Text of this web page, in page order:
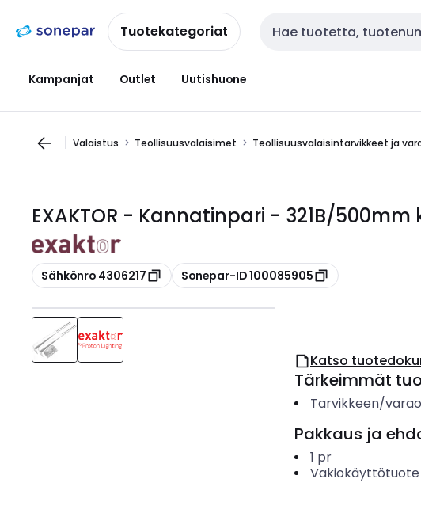
navigointiinsisältöönTuotekategoriat Haku
Kampanjat Outlet Uutishuone
Valaistus Teollisuusvalaisimet Teollisuusvalaisintarvikkeet ja
EXAKTOR - Kannatinpari - 321B/
Kopioi
Sähkönro 4306217 Kopioi
Sonepar-ID 100085905
Katso
Tärkeimmät
Tarvikkeen/
Pakkaus ja
1 pr
Vakiokäyttötuote